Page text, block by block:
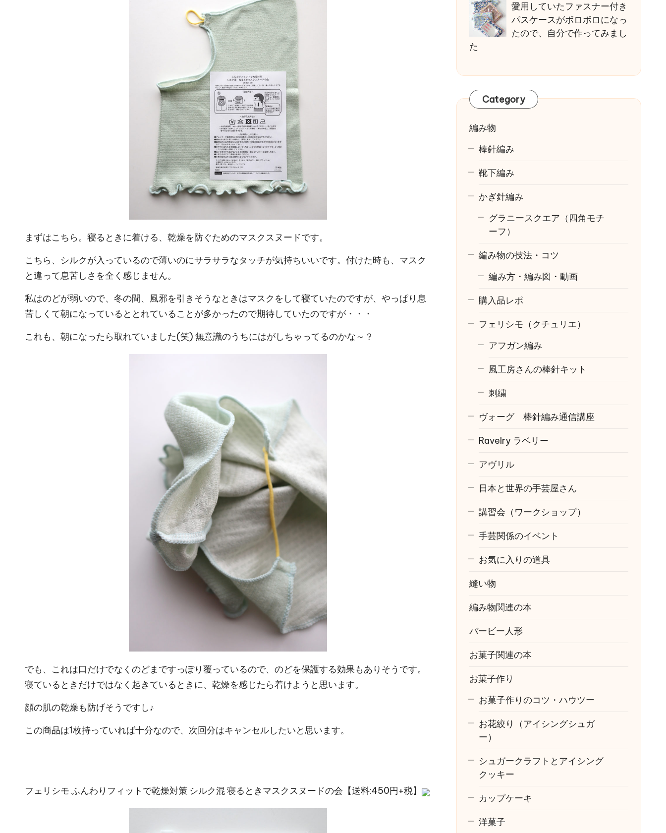
まずはこちら。寝るときに着ける、乾燥を防ぐためのマスクスヌードです。
こちら、シルクが入っているので薄いのにサラサラなタッチが気持ちいいです。付けた時も、マスク
と違って息苦しさを全く感じません。
私はのどが弱いので、冬の間、風邪を引きそうなときはマスクをして寝ていたのですが、やっぱり息
苦しくて朝になっているととれていることが多かったので期待していたのですが・・・
これも、朝になったら取れていました(笑) 無意識のうちにはがしちゃってるのかな～？
でも、これは口だけでなくのどまですっぽり覆っているので、のどを保護する効果もありそうです。
寝ているときだけではなく起きているときに、乾燥を感じたら着けようと思います。
顔の肌の乾燥も防げそうですし♪
この商品は1枚持っていれば十分なので、次回分はキャンセルしたいと思います。
フェリシモ ふんわりフィットで乾燥対策 シルク混 寝るときマスクスヌードの会【送料:450円+税】
愛用していたファスナー付き
パスケースがボロボロになっ
たので、自分で作ってみまし
た
Category
編み物
棒針編み
靴下編み
かぎ針編み
グラニースクエア（四角モチ
ーフ）
編み物の技法・コツ
編み方・編み図・動画
購入品レポ
フェリシモ（クチュリエ）
アフガン編み
風工房さんの棒針キット
刺繍
ヴォーグ 棒針編み通信講座
Ravelry ラベリー
アヴリル
日本と世界の手芸屋さん
講習会（ワークショップ）
手芸関係のイベント
お気に入りの道具
縫い物
編み物関連の本
バービー人形
お菓子関連の本
お菓子作り
お菓子作りのコツ・ハウツー
お花絞り（アイシングシュガ
ー）
シュガークラフトとアイシング
クッキー
カップケーキ
洋菓子